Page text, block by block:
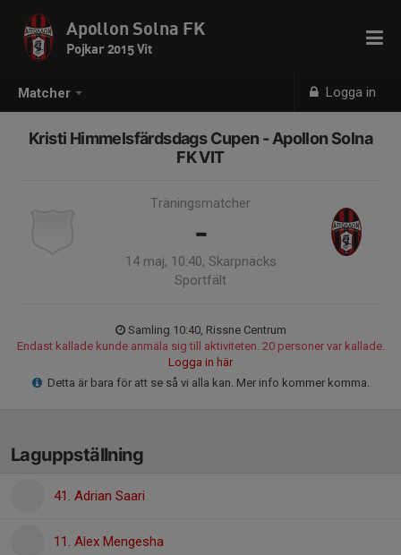
Matcher Logga in
Apollon Solna FK
Pojkar 2015 Vit
Kristi Himmelsfärdsdags Cupen - Apollon Solna
FK VIT
Träningsmatcher
-
14 maj, 10:40, Skarpnäcks
Sportfält
Samling 10:40, Rissne Centrum
Endast kallade kunde anmäla sig till aktiviteten. 20 personer var kallade.
Logga in här
Detta är bara för att se så vi alla kan. Mer info kommer komma.
Laguppställning
41. Adrian Saari
11. Alex Mengesha